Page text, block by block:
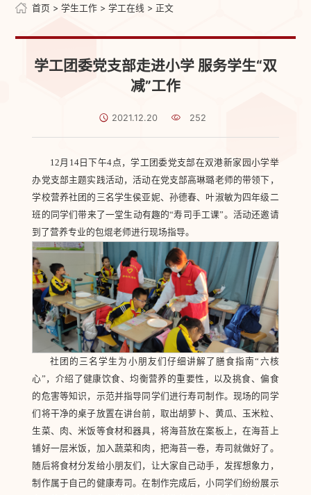
首页 >学生工作 >学工在线 > 正文
学工团委党支部走进小学 服务学生“双
减”工作
2021.12.20 252
12月14日下午4点，学工团委党支部在双港新家园小学举
办党支部主题实践活动，活动在党支部高琳璐老师的带领下，
学校营养社团的三名学生侯亚妮、孙德春、叶淑敏为四年级二
班的同学们带来了一堂生动有趣的“寿司手工课”。活动还邀请
到了营养专业的包焜老师进行现场指导。
社团的三名学生为小朋友们仔细讲解了膳食指南“六核
心”，介绍了健康饮食、均衡营养的重要性，以及挑食、偏食
的危害等知识，示范并指导同学们进行寿司制作。现场的同学
们将干净的桌子放置在讲台前，取出胡萝卜、黄瓜、玉米粒、
生菜、肉、米饭等食材和器具，将海苔放在案板上，在海苔上
铺好一层米饭，加入蔬菜和肉，把海苔一卷，寿司就做好了。
随后将食材分发给小朋友们，让大家自己动手，发挥想象力，
制作属于自己的健康寿司。在制作完成后，小同学们纷纷展示